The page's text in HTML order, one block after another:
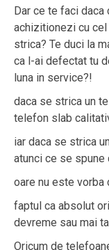
Dar ce te faci
achizitionezi cu cel
strica? Te duci la
ca l-ai defectat tu
luna in service?!
daca se strica un
telefon slab
iar daca se strica
atunci ce se spune
oare nu este vorba
faptul ca absolut
devreme sau mai
Oricum de